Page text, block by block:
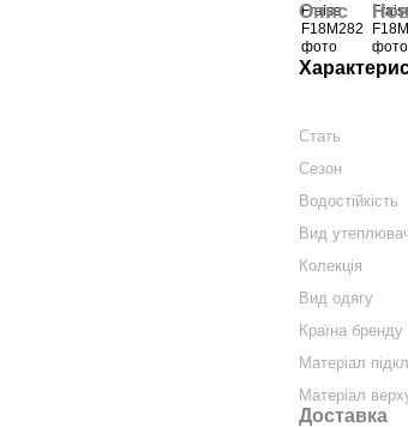
Опис
Стать
Сезон
Водостійкість
Вид
Колекція
Вид одягу
Країна бренду
Матеріал
Матеріал
Доставка